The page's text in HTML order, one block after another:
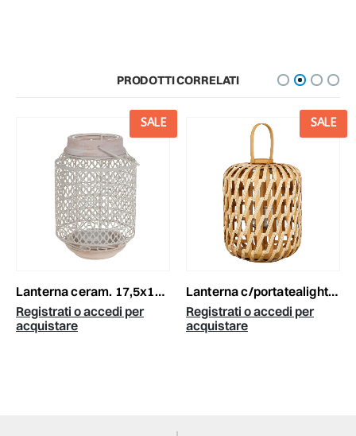
PRODOTTI CORRELATI
SALE
lanterna ceram. 17,5x17x24,5 bianco antic.
Registrati o accedi per
acquistare
SALE
lanterna c/portatealight -helios hurricane- d.42 h.55cm naturale
Registrati o accedi per
acquistare